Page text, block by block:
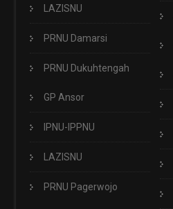
LAZISNU
PRNU Damarsi
PRNU Dukuhtengah
GP Ansor
IPNU-IPPNU
LAZISNU
PRNU Pagerwojo